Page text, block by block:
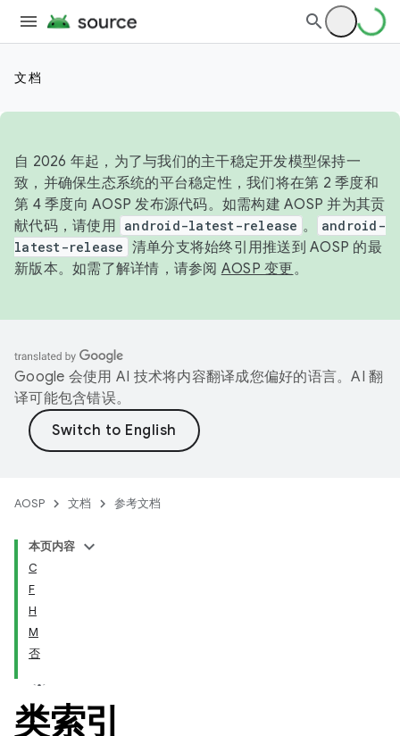
文档
自 2026 年起，为了与我们的主干稳定开发模型保持一
致，并确保生态系统的平台稳定性，我们将在第 2 季度和
第 4 季度向 AOSP 发布源代码。如需构建 AOSP 并为其贡
献代码，请使用 android-latest-release 。
android-
latest-release 清单分支将始终引用推送到 AOSP 的最
新版本。如需了解详情，请参阅 AOSP 变更。
Google 会使用 AI 技术将内容翻译成您偏好的语言。AI 翻
译可能包含错误。
AOSP 文档 参考文档
本页内容
C
F
H
M
否
类索引